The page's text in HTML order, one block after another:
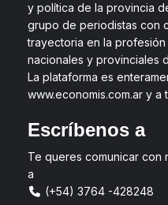
y política de la provincia
grupo de periodistas con
trayectoria en la
nacionales y provinciales
La plataforma es
www.economis.com.ar y
Escríbenos a
Te queres comunicar con
a
(+54) 3764 -428248